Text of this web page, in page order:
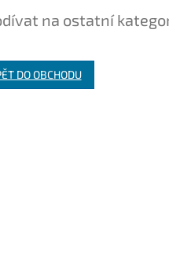
na ostatní
DO OBCHODU